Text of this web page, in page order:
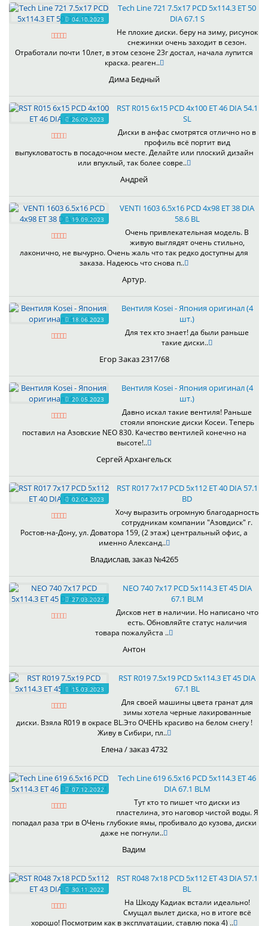
04.10.2023
Tech Line 721 7.5x17 PCD 5x114.3 ET 50
DIA 67.1 S
Не плохие диски. беру на зиму, рисунок
снежинки очень заходит в сезон.
Отработали почти 10лет, в этом сезоне 23г достал, начала лупится
краска. реаген..
Дима Бедный
26.09.2023
RST R015 6x15 PCD 4x100 ET 46 DIA 54.1
SL
Диски в анфас смотрятся отлично но в
профиль всё портит вид
выпукловатость в посадочном месте. Делайте или плоский дизайн
или впуклый, так более совре..
Андрей
19.09.2023
VENTI 1603 6.5x16 PCD 4x98 ET 38 DIA
58.6 BL
Очень привлекательная модель. В
живую выглядят очень стильно,
лаконично, не вычурно. Очень жаль что так редко доступны для
заказа. Надеюсь что снова п..
Артур.
18.06.2023
Вентиля Kosei - Япония оригинал (4
шт.)
Для тех кто знает! да были раньше
такие диски..
Егор Заказ 2317/68
20.05.2023
Вентиля Kosei - Япония оригинал (4
шт.)
Давно искал такие вентиля! Раньше
стояли японские диски Косеи. Теперь
поставил на Азовские NEO 830. Качество вентилей конечно на
высоте!..
Сергей Архангельск
02.04.2023
RST R017 7x17 PCD 5x112 ET 40 DIA 57.1
BD
Хочу выразить огромную благодарность
сотрудникам компании "Азовдиск" г.
Ростов-на-Дону, ул. Доватора 159, (2 этаж) центральный офис, а
именно Александ..
Владислав, заказ №4265
27.03.2023
NEO 740 7x17 PCD 5x114.3 ET 45 DIA
67.1 BLM
Дисков нет в наличии. Но написано что
есть. Обновляйте статус наличия
товара пожалуйста ..
Антон
15.03.2023
RST R019 7.5x19 PCD 5x114.3 ET 45 DIA
67.1 BL
Для своей машины цвета гранат для
зимы хотела черные лакированные
диски. Взяла R019 в окрасе BL.Это ОЧЕНЬ красиво на белом снегу !
Живу в Сибири, пл..
Елена / заказ 4732
07.12.2022
Tech Line 619 6.5x16 PCD 5x114.3 ET 46
DIA 67.1 BLM
Тут кто то пишет что диски из
пластелина, это наговор чистой воды. Я
попадал раза три в ОЧень глубокие ямы, пробивало до кузова, диски
даже не погнули..
Вадим
30.11.2022
RST R048 7x18 PCD 5x112 ET 43 DIA 57.1
BL
На Шкоду Кадиак встали идеально!
Смущал вылет диска, но в итоге всё
хорошо! Посмотрим как в эксплуатации, ставлю пока 4) ..